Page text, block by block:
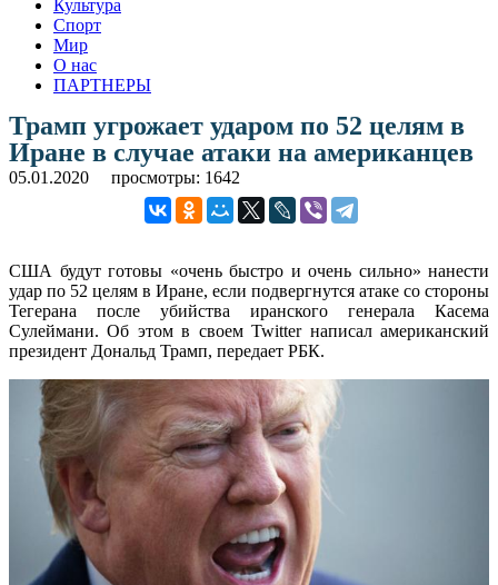
Культура
Спорт
Мир
О нас
ПАРТНЕРЫ
Трамп угрожает ударом по 52 целям в
Иране в случае атаки на американцев
05.01.2020 просмотры: 1642
США будут готовы «очень быстро и очень сильно» нанести
удар по 52 целям в Иране, если подвергнутся атаке со стороны
Тегерана после убийства иранского генерала Касема
Сулеймани. Об этом в своем Twitter написал американский
президент Дональд Трамп, передает РБК.